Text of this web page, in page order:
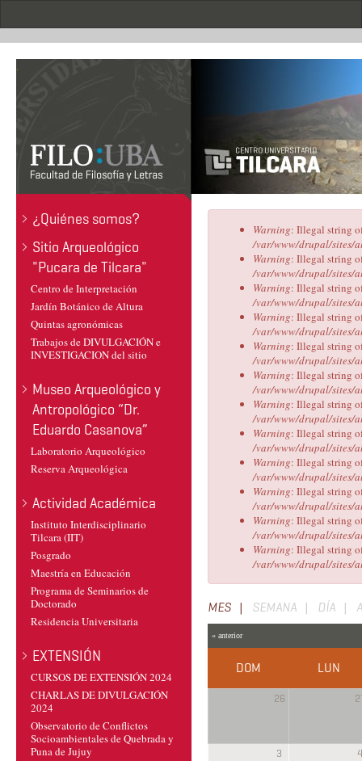
.
¿Quiénes somos?
Sitio Arqueológico
"Pucara de Tilcara"
Centro de Interpretación
Jardín Botánico de Altura
Quintas agronómicas
Trabajos de DIVULGACIÓN e
INVESTIGACION del sitio
Museo Arqueológico y
Antropológico “Dr.
Eduardo Casanova”
Laboratorio Arqueológico
Reserva Arqueológica
Actividad Académica
Instituto Interdisciplinario
Tilcara (IIT)
Posgrado
Maestría en Educación
Programa de Seminarios de
Doctorado
Residencia Universitaria
EXTENSIÓN
CURSOS DE EXTENSIÓN 2024
CHARLAS DE DIVULGACIÓN
2024
Observatorio de Conflictos
Socioambientales de Quebrada y
Puna de Jujuy
Mensaje
error
Warning: Illegal string
/var/www/drupal/sites/
Warning: Illegal string
/var/www/drupal/sites/
Warning: Illegal string
/var/www/drupal/sites/
Warning: Illegal string
/var/www/drupal/sites/
Warning: Illegal string
/var/www/drupal/sites/
Warning: Illegal string
/var/www/drupal/sites/
Warning: Illegal string
/var/www/drupal/sites/
Warning: Illegal string
/var/www/drupal/sites/
Warning: Illegal string
/var/www/drupal/sites/
Warning: Illegal string
/var/www/drupal/sites/
Warning: Illegal string
/var/www/drupal/sites/
Warning: Illegal string
/var/www/drupal/sites/
Solapas
principales
MES (SOLAPA
ACTIVA)
SEMANA DÍA
« anterior
DOM LUN
26
3 4